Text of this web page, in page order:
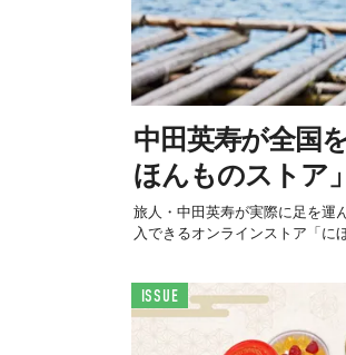
中田英寿が全国
ほんものストア」
旅人・中田英寿が実際に足を運
入できるオンラインストア「に
ISSUE